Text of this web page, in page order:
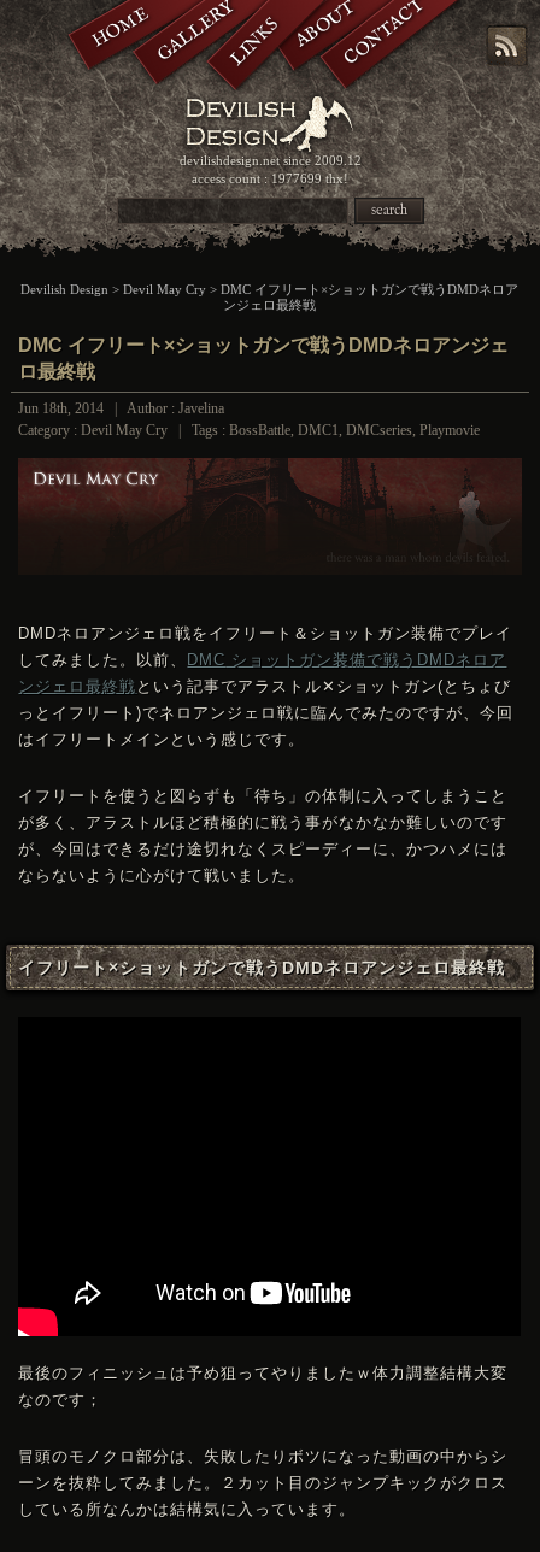
devilishdesign.netsince 2009.12
access count : 1977699 thx!
HOMEGALLERYLINKSABOUTCONTACT
search
Devilish Design >Devil May Cry > DMC イフリート×ショットガンで戦うDMDネロア
ンジェロ最終戦
DMC イフリート×ショットガンで戦うDMDネロアンジェ
ロ最終戦
Jun 18th, 2014 | Author : Javelina
Category :Devil May Cry | Tags :BossBattle,DMC1,DMCseries,Playmovie
DMDネロアンジェロ戦をイフリート＆ショットガン装備でプレイ
してみました。以前、
DMC ショットガン装備で戦うDMDネロア
ンジェロ最終戦 という記事でアラストル✕ショットガン(とちょび
っとイフリート)でネロアンジェロ戦に臨んでみたのですが、今回
はイフリートメインという感じです。
イフリートを使うと図らずも「待ち」の体制に入ってしまうこと
が多く、アラストルほど積極的に戦う事がなかなか難しいのです
が、今回はできるだけ途切れなくスピーディーに、かつハメには
ならないように心がけて戦いました。
イフリート×ショットガンで戦うDMDネロアンジェロ最終戦
最後のフィニッシュは予め狙ってやりましたｗ体力調整結構大変
なのです；
冒頭のモノクロ部分は、失敗したりボツになった動画の中からシ
ーンを抜粋してみました。２カット目のジャンプキックがクロス
している所なんかは結構気に入っています。